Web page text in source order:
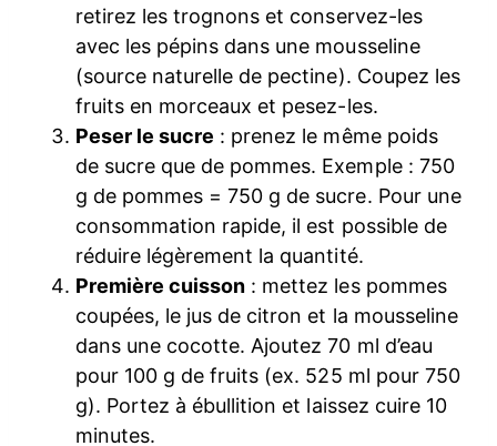
retirez les trognons et conservez-les
avec les pépins dans une mousseline
(source naturelle de pectine). Coupez les
fruits en morceaux et pesez-les.
Peser le sucre : prenez le même poids
de sucre que de pommes. Exemple : 750
g de pommes = 750 g de sucre. Pour une
consommation rapide, il est possible de
réduire légèrement la quantité.
Première cuisson : mettez les pommes
coupées, le jus de citron et la mousseline
dans une cocotte. Ajoutez 70 ml d’eau
pour 100 g de fruits (ex. 525 ml pour 750
g). Portez à ébullition et laissez cuire 10
minutes.